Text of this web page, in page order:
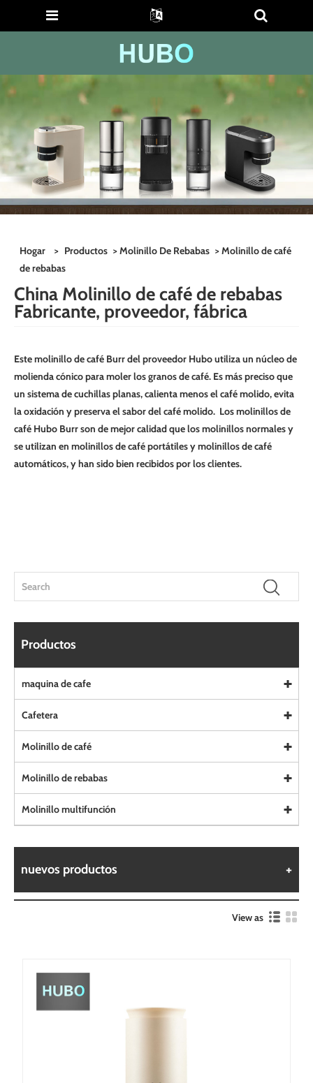
Hogar > Productos >Molinillo De Rebabas > Molinillo de café
de rebabas
China Molinillo de café de rebabas
Fabricante, proveedor, fábrica
Este molinillo de café Burr del proveedor Hubo utiliza un núcleo de
molienda cónico para moler los granos de café. Es más preciso que
un sistema de cuchillas planas, calienta menos el café molido, evita
la oxidación y preserva el sabor del café molido. Los molinillos de
café Hubo Burr son de mejor calidad que los molinillos normales y
se utilizan en molinillos de café portátiles y molinillos de café
automáticos, y han sido bien recibidos por los clientes.
Productos
maquina de cafe
Cafetera
Molinillo de café
Molinillo de rebabas
Molinillo multifunción
nuevos productos
View as